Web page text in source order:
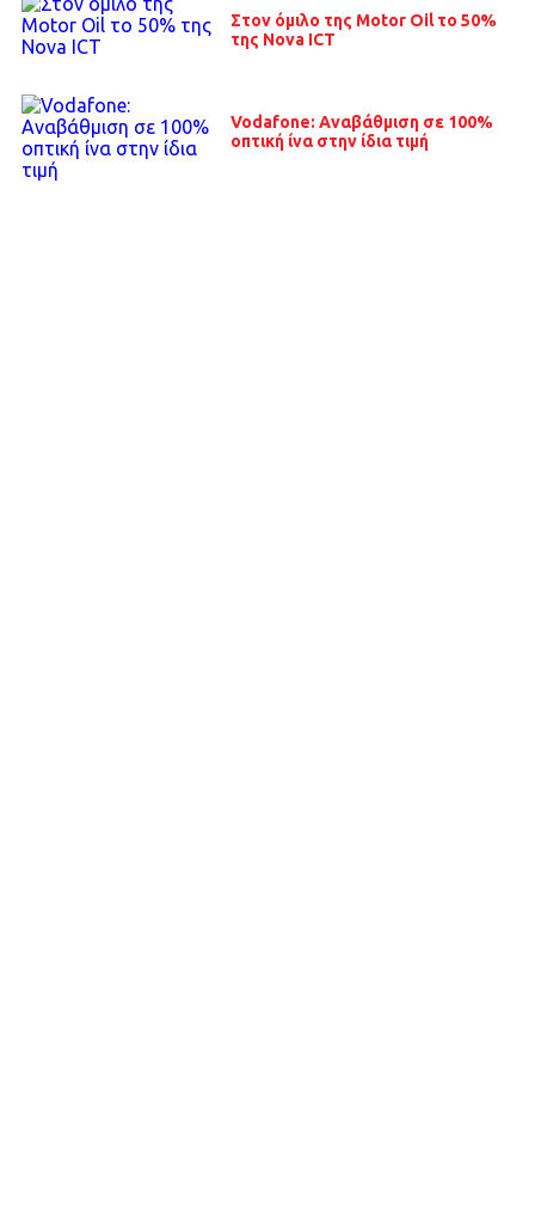
Στον όμιλο της Motor Oil το 50%
της Nova ICT
Vodafone: Αναβάθμιση σε 100%
οπτική ίνα στην ίδια τιμή